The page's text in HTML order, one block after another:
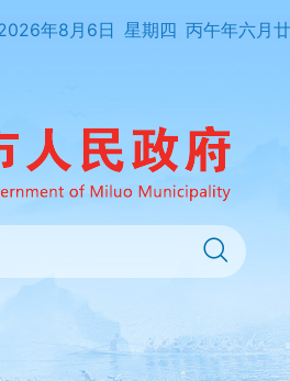
年8月6日 星期四 丙午年六月